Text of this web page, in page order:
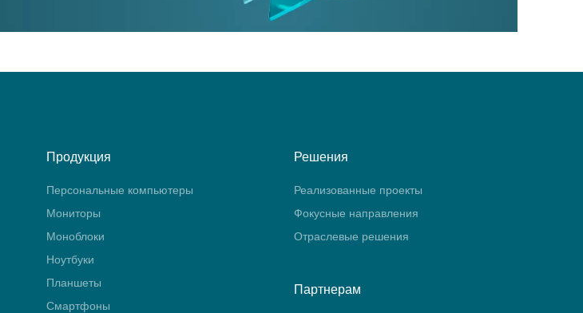
Продукция
Персональные компьютеры
Мониторы
Моноблоки
Ноутбуки
Планшеты
Смартфоны
Решения
Реализованные проекты
Фокусные направления
Отраслевые решения
Партнерам